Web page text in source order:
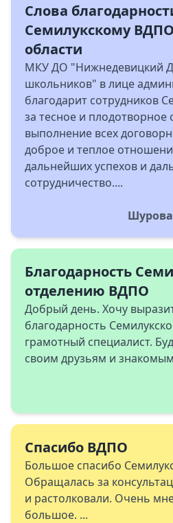
Слова
Семилукскому
области
МКУ ДО "Нижнедевицкий
школьников" в лице
благодарит сотрудников
за тесное и плодотворное
выполнение всех
доброе и теплое
дальнейших успехов и
сотрудничество....
Благодарность
отделению ВДПО
Добрый день. Хочу
благодарность
грамотный специалист.
своим друзьям и
Спасибо ВДПО
Большое спасибо
Обращалась за
и растолковали. Очень
большое. ...